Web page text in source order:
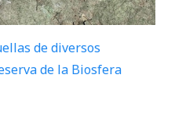
de diversos
de la Biosfera